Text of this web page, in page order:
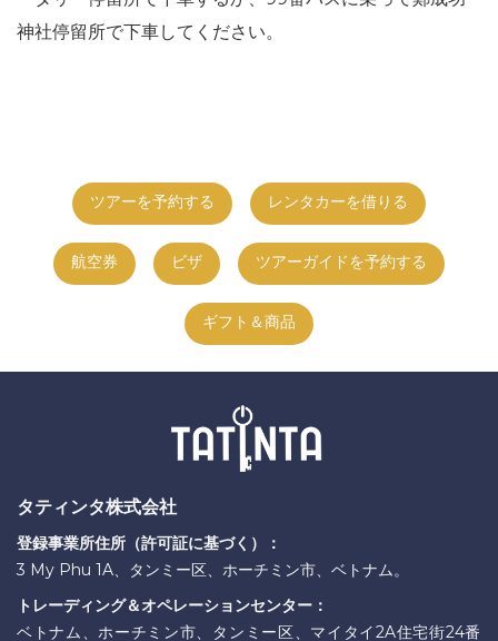
神社停留所で下車してください。
ツアーを予約する レンタカーを借りる
航空券 ビザ ツアーガイドを予約する
ギフト＆商品
タティンタ株式会社
登録事業所住所（許可証に基づく）：
3 My Phu 1A、タンミー区、ホーチミン市、ベトナム。
トレーディング＆オペレーションセンター：
ベトナム、ホーチミン市、タンミー区、マイタイ2A住宅街24番